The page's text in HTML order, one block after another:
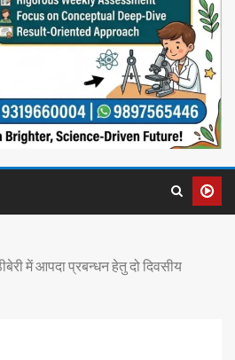
में आपदा प्रबन्धन हेतु दो दिवसीय